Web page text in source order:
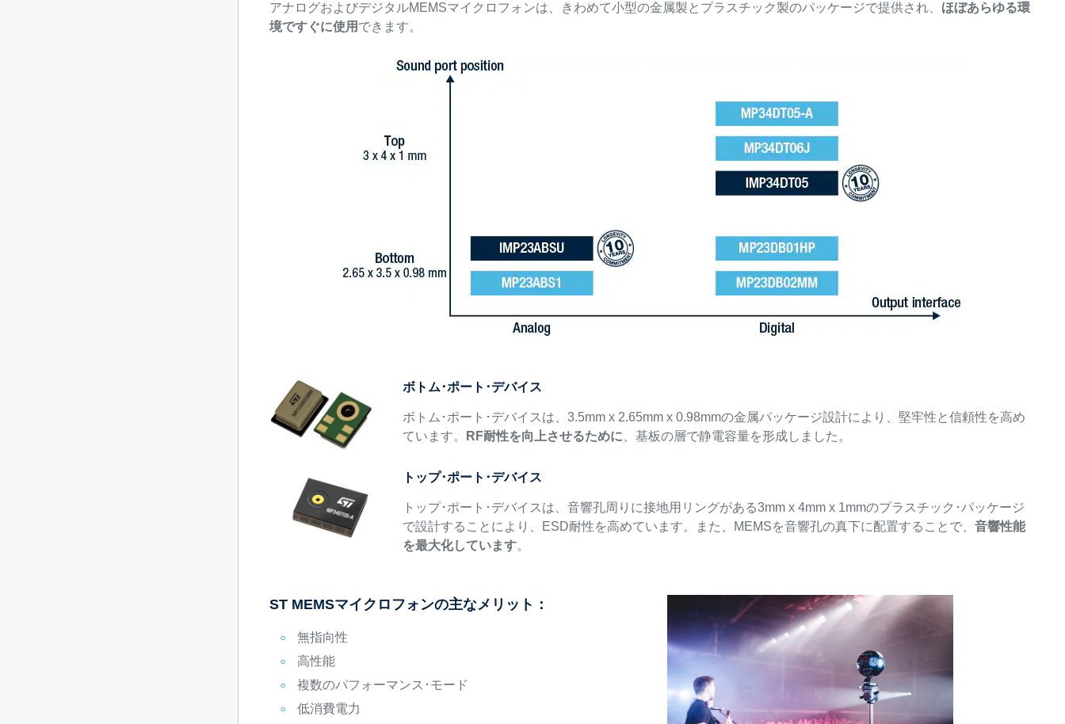
アナログおよびデジタルMEMSマイクロフォンは、きわめて小型の金属製とプラスチック製のパッケージで提供され、 ほぼあらゆる環
境ですぐに使用 できます。
ボトム･ポート･デバイス
ボトム･ポート･デバイスは、3.5mm x 2.65mm x 0.98mmの金属パッケージ設計により、堅牢性と信頼性を高め
ています。
RF耐性を向上させるために 、基板の層で静電容量を形成しました。
トップ･ポート･デバイス
トップ･ポート･デバイスは、音響孔周りに接地用リングがある3mm x 4mm x 1mmのプラスチック･パッケージ
で設計することにより、ESD耐性を高めています。また、MEMSを音響孔の真下に配置することで、 音響性能
を最大化しています。
ST MEMSマイクロフォンの主なメリット：
無指向性
高性能
複数のパフォーマンス･モード
低消費電力